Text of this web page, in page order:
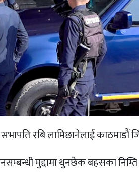
सभापति रबि लामिछानेलाई
मुद्दामा थुनछेक बहसका